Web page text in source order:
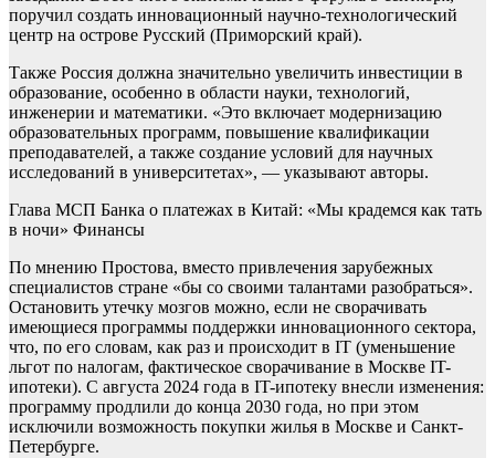
поручил создать инновационный научно-технологический
центр на острове Русский (Приморский край).
Также Россия должна значительно увеличить инвестиции в
образование, особенно в области науки, технологий,
инженерии и математики. «Это включает модернизацию
образовательных программ, повышение квалификации
преподавателей, а также создание условий для научных
исследований в университетах», — указывают авторы.
Глава МСП Банка о платежах в Китай: «Мы крадемся как тать
в ночи» Финансы
По мнению Простова, вместо привлечения зарубежных
специалистов стране «бы со своими талантами разобраться».
Остановить утечку мозгов можно, если не сворачивать
имеющиеся программы поддержки инновационного сектора,
что, по его словам, как раз и происходит в IT (уменьшение
льгот по налогам, фактическое сворачивание в Москве IT-
ипотеки). С августа 2024 года в IT-ипотеку внесли изменения:
программу продлили до конца 2030 года, но при этом
исключили возможность покупки жилья в Москве и Санкт-
Петербурге.